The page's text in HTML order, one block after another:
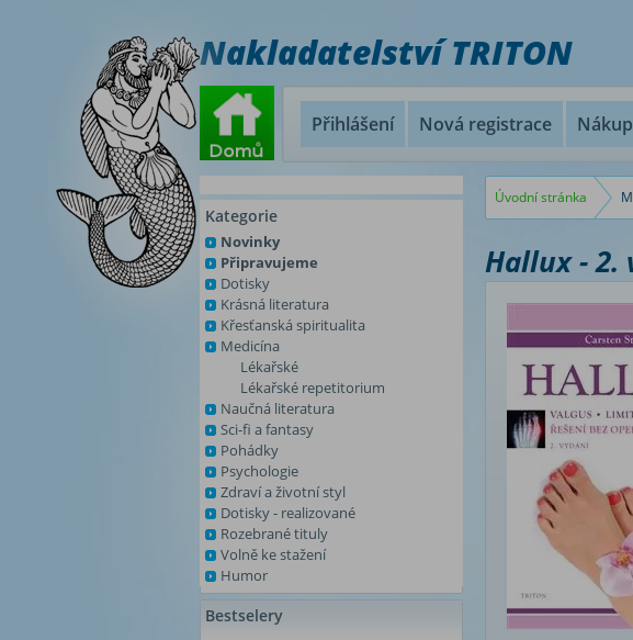
Nakladatelství TRITON
Přihlášení Nová registrace
Kategorie
Novinky
Připravujeme
Dotisky
Krásná literatura
Křesťanská spiritualita
Medicína
Lékařské
Lékařské repetitorium
Naučná literatura
Sci-fi a fantasy
Pohádky
Psychologie
Zdraví a životní styl
Dotisky - realizované
Rozebrané tituly
Volně ke stažení
Humor
Bestselery
Úvodní stránka
Hallux - 2.